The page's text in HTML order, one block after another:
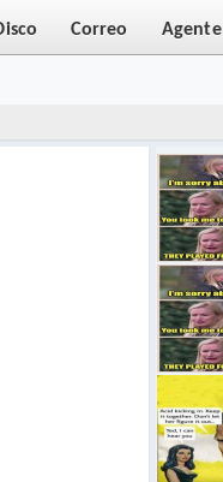
Correo Agente